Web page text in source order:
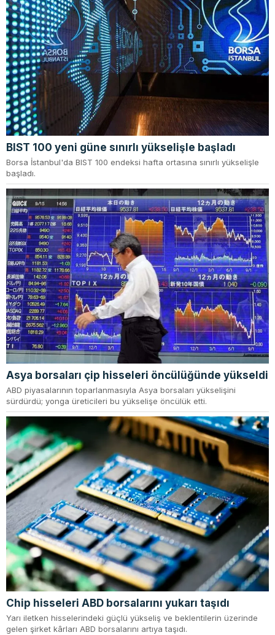
BIST 100 yeni güne sınırlı yükselişle başladı
Borsa İstanbul'da BIST 100 endeksi hafta ortasına sınırlı yükselişle
başladı.
Asya borsaları çip hisseleri öncülüğünde yükseldi
ABD piyasalarının toparlanmasıyla Asya borsaları yükselişini
sürdürdü; yonga üreticileri bu yükselişe öncülük etti.
Chip hisseleri ABD borsalarını yukarı taşıdı
Yarı iletken hisselerindeki güçlü yükseliş ve beklentilerin üzerinde
gelen şirket kârları ABD borsalarını artıya taşıdı.